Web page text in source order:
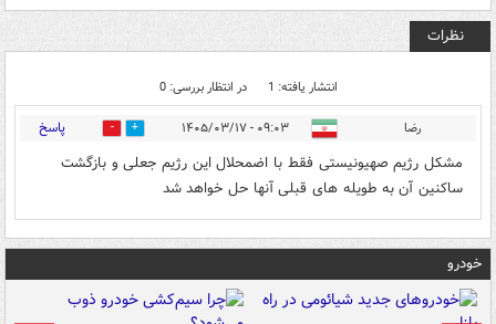
نظرات
انتشار یافته: 1 در انتظار بررسی: 0
رضا ۰۹:۰۳ - ۱۴۰۵/۰۳/۱۷ 2 پاسخ
مشکل رژیم صهیونیستی فقط با اضمحلال این رژیم جعلی و بازگشت
ساکنین آن به طویله های قبلی آنها حل خواهد شد
خودرو